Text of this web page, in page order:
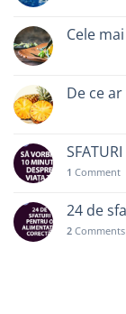
Cele
De ce
1 Comment
24 de
2 Comments